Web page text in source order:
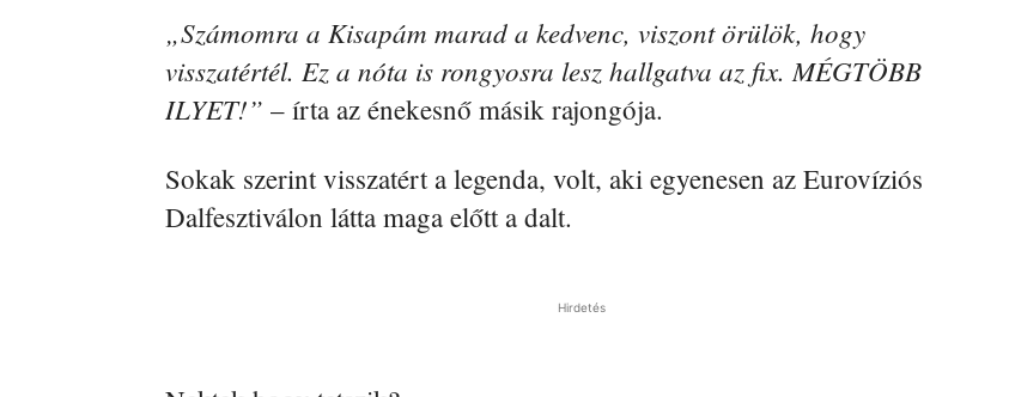
„Számomra a Kisapám marad a kedvenc, viszont örülök, hogy
visszatértél. Ez a nóta is rongyosra lesz hallgatva az fix. MÉGTÖBB
ILYET!” – írta az énekesnő másik rajongója.
Sokak szerint visszatért a legenda, volt, aki egyenesen az Eurovíziós
Dalfesztiválon látta maga előtt a dalt.
Hirdetés